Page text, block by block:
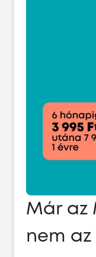
Már az
nem az